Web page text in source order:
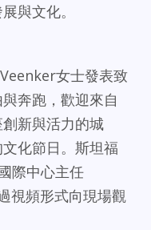
與文化。
女士發表致
奔跑，歡迎來自
新與活力的城
化節日。斯坦福
際中心主任
視頻形式向現場觀